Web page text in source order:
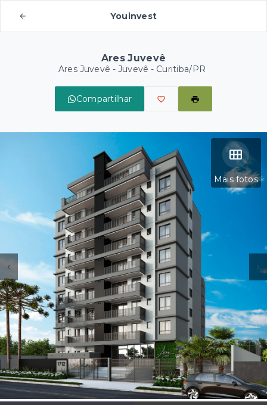
Youinvest
Ares Juvevê
Ares Juvevê - Juvevê - Curitiba/PR
Compartilhar
Mais fotos